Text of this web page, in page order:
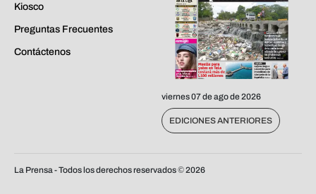
Kiosco
Preguntas Frecuentes
Contáctenos
viernes 07 de ago de 2026
EDICIONES ANTERIORES
La Prensa - Todos los derechos reservados ©2026